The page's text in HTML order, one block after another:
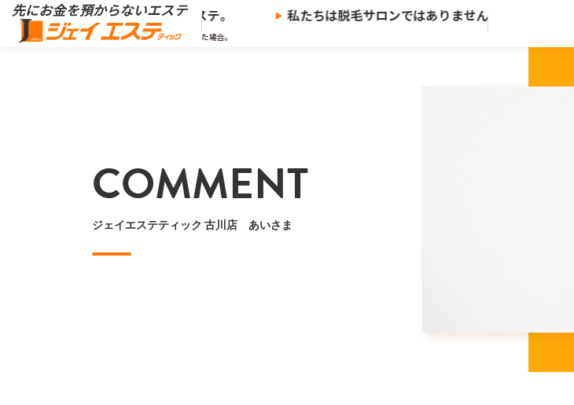
からないエステ、※ ジェイエステ。
※当社の推奨する支払い方法で決済した場合。
私たちは脱毛サロンではありません。歴史ある老舗
COMMENT
ジェイエステティック 古川店 あいさま